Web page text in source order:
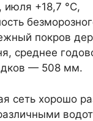
июля +18,7 °С,
покров
среднее
— 508 мм.
сеть хорошо